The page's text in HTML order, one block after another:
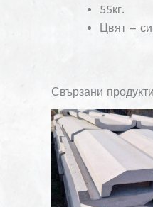
55кг.
Цвят –
Свързани